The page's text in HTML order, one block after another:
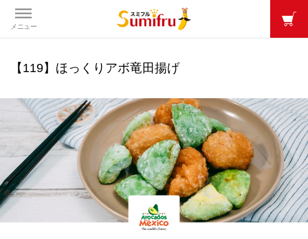
メニュー
【119】ほっくりアボ竜田揚げ